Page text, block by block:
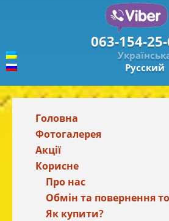
063-154-
Русский
Головна
Фотогалерея
Акції
Корисне
Про нас
Обмін та повернення
Як купити?